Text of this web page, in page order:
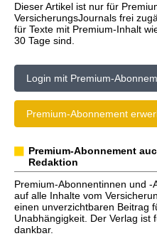
Dieser Artikel ist nur für
VersicherungsJournals frei
für Texte mit Premium-Inhalt
30 Tage sind.
Login mit Premium-
Premium-Abonnement
Premium-Abonnement
Redaktion
Premium-Abonnentinnen und
auf alle Inhalte vom
einen unverzichtbaren Beitrag
Unabhängigkeit. Der Verlag ist
dankbar.